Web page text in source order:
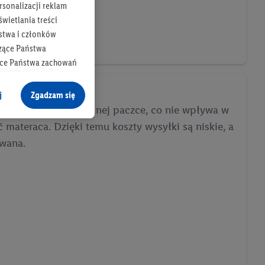
w rulon w jednej paczce, co nie wpływa w
Dzięki temu koszty wysyłki są niskie, a
reklam
treści
i członków
Państwa
Państwa zachowań
o dane z innych
w usługach Lidl,
przez różne
treści.
istniejące konto
jednym z wyżej
możemy
Zgadzam się